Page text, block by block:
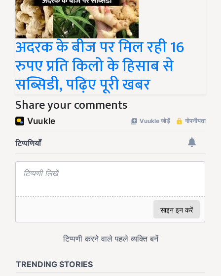
अदरक के बीज पर मिल रही 16
रुपए प्रति किलो के हिसाब से
सब्सिडी, पढ़िए पूरी खबर
Share your comments